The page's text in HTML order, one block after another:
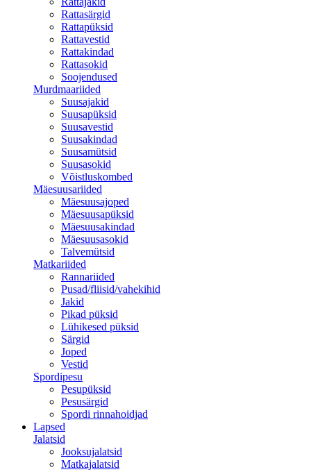
Rattasärgid
Rattapüksid
Rattavestid
Rattakindad
Rattasokid
Soojendused
Murdmaariided
Suusajakid
Suusapüksid
Suusavestid
Suusakindad
Suusamütsid
Suusasokid
Võistluskombed
Mäesuusariided
Mäesuusajoped
Mäesuusapüksid
Mäesuusakindad
Mäesuusasokid
Talvemütsid
Matkariided
Rannariided
Pusad/fliisid/vahekihid
Jakid
Pikad püksid
Lühikesed püksid
Särgid
Joped
Vestid
Spordipesu
Pesupüksid
Pesusärgid
Spordi rinnahoidjad
Lapsed
Jalatsid
Jooksujalatsid
Matkajalatsid